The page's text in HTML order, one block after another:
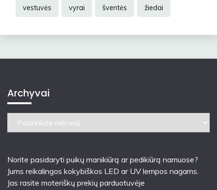
vestuvės vyrai šventės žiedai
Archyvai
Archyvai
Norite pasidaryti puikų manikiūrą ar pedikiūrą namuose?
Jums reikalingos kokybiškos LED ar UV lempos nagams.
Jas rasite moteriškų prekių parduotuvėje